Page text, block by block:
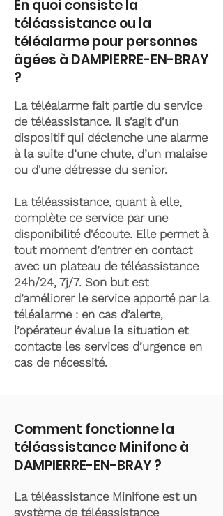
En quoi consiste la
téléassistance ou la
téléalarme pour personnes
âgées à DAMPIERRE-EN-BRAY
?
La téléalarme fait partie du service
de téléassistance. Il s’agit d’un
dispositif qui déclenche une alarme
à la suite d’une chute, d’un malaise
ou d'une détresse du senior.
La téléassistance, quant à elle,
complète ce service par une
disponibilité d'écoute. Elle permet à
tout moment d’entrer en contact
avec un plateau de téléassistance
24h/24, 7j/7. Son but est
d’améliorer le service apporté par la
téléalarme : en cas d’alerte,
l’opérateur évalue la situation et
contacte les services d’urgence en
cas de nécessité.
Comment fonctionne la
téléassistance Minifone à
DAMPIERRE-EN-BRAY ?
La téléassistance Minifone est un
système de téléassistance